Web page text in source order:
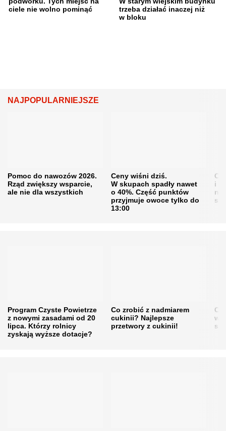
ciele nie wolno pominąć
trzeba działać inaczej niż
w bloku
NAJPOPULARNIEJSZE
Pomoc do nawozów 2026.
Rząd zwiększy wsparcie,
ale nie dla wszystkich
Ceny wiśni dziś.
W skupach spadły nawet
o 40%. Część punktów
przyjmuje owoce tylko do
13:00
i
Program Czyste Powietrze
z nowymi zasadami od 20
lipca. Którzy rolnicy
zyskają wyższe dotacje?
Co zrobić z nadmiarem
cukinii? Najlepsze
przetwory z cukinii!
w